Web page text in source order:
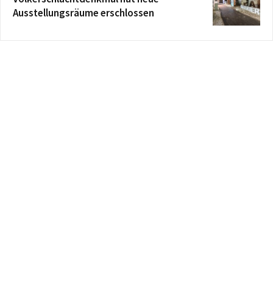
Ausstellungsräume erschlossen